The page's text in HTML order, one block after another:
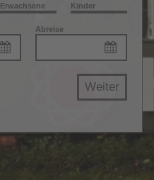
Erwachsene Kinder
Abreise
Weiter